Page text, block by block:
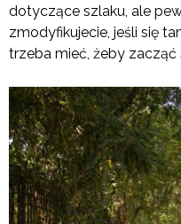
dotyczące szlaku, ale
zmodyfikujecie, jeśli się
trzeba mieć, żeby zacząć